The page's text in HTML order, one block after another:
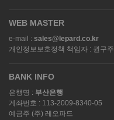
WEB MASTER
e-mail : sales@lepard.co.kr
개인정보보호정책 책임자 : 권구주
BANK INFO
은행명 : 부산은행
계좌번호 : 113-2009-8340-05
예금주 (주) 레오파드